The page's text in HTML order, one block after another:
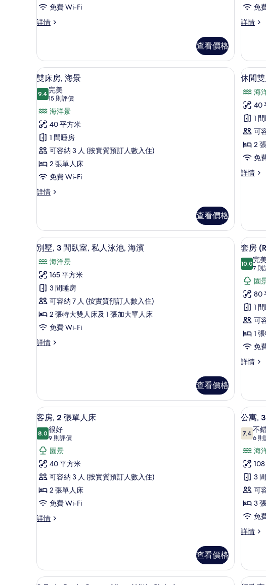
特
大
床
的
相
片
免費 Wi-Fi
詳情
客
特
大
雙
床
情
查看價格
臥
室
相
片
免
詳情
公
臥
室
情
載
入
所
有
雙
床
房,
海
景
的
迷你吧、房內夾萬、手提電腦工作空間、遮
5
雙床房, 海景
9.49.4 分，滿分 10 分
完美
15 則評價
(15
則
評
價)
海洋景
40 平方米
1 間睡房
可容納 3 人 (按實質預訂人數入住)
2 張單人床
免費 Wi-Fi
詳情
雙
景
詳
情
查看價格
載
入
所
有
休
閒
雙
房,
相
片
7
休閒
海
40
1
可
2
免
詳情
休
景
詳
情
載
入
所
有
別
墅,
3
間
臥
泳
池,
海
濱
的
相
片
10
別墅, 3 間臥室, 私人泳池, 海濱
海洋景
165 平方米
3 間睡房
可容納 7 人 (按實質預訂人數入住)
2 張特大雙人床及 1 張加大單人床
免費 Wi-Fi
詳情
別
私
人
泳
池,
海
濱
詳
情
查看價格
載
入
所
有
套
房
的
相
片
5
套房
10.010.0
完美
7 則
(7
則
評
價)
園
80
1
可
1
免
詳情
套
情
載
入
所
有
客
房,
2
張
單
相
片
客房, 2 張單人床 | 迷你吧、房內夾萬、手提
6
客房, 2 張單人床
8.08.0 分，滿分 10 分
很好
9 則評價
(9
則
評
價)
園景
40 平方米
可容納 3 人 (按實質預訂人數入住)
2 張單人床
免費 Wi-Fi
詳情
客
人
床
詳
查看價格
載
入
所
有
公
寓,
3
間
臥
室,
的
相
6
公寓,
7.47.4 分
不
6 則
(6
則
評
價)
海
3
可
3
免
詳情
公
臥
室,
載 迷你吧、房內夾萬、手提電腦工作空間、遮
載